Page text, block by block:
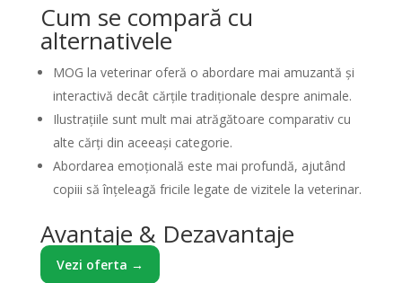
Cum se compară cu
alternativele
MOG la veterinar oferă o abordare mai amuzantă și
interactivă decât cărțile tradiționale despre animale.
Ilustrațiile sunt mult mai atrăgătoare comparativ cu
alte cărți din aceeași categorie.
Abordarea emoțională este mai profundă, ajutând
copiii să înțeleagă fricile legate de vizitele la veterinar.
Avantaje & Dezavantaje
Vezi oferta →